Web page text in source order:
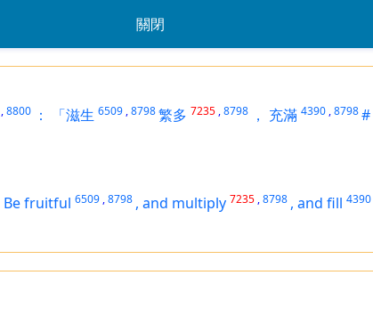
關閉
,8800 ： 「滋生 6509 ,8798繁多 7235 ,8798 ， 充滿 4390 ,8798#
Be fruitful 6509 ,8798 , and multiply 7235 ,8798 , and fill 4390